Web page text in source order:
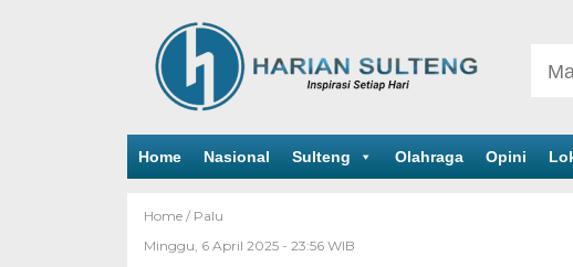
Home Nasional Sulteng Olahraga Opini
Home / Palu
Minggu, 6 April 2025 - 23:56 WIB